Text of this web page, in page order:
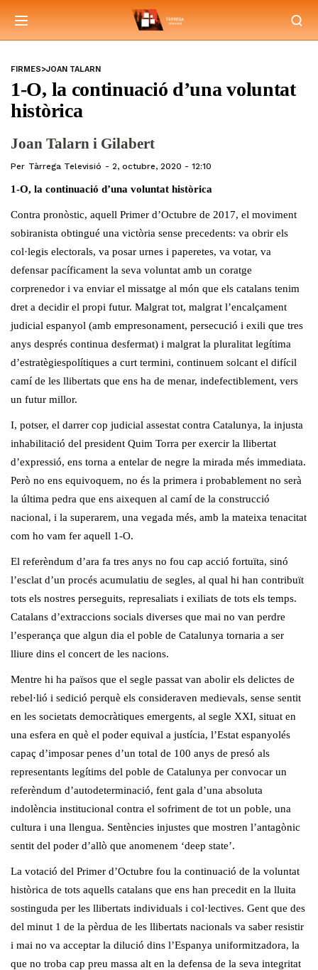
FIRMES>JOAN TALARN
1-O, la continuació d’una voluntat
històrica
Joan Talarn i Gilabert
Per Tàrrega Televisió 2, octubre, 2020 - 12:10
1-O, la continuació d’una voluntat històrica
Contra pronòstic, aquell Primer d’Octubre de 2017, el moviment
sobiranista obtingué una victòria sense precedents: va obrir els
col·legis electorals, va posar urnes i paperetes, va votar, va
defensar pacíficament la seva voluntat amb un coratge
corprenedor i va enviar el missatge al món que els catalans tenim
dret a decidir el propi futur. Malgrat tot, malgrat l’encalçament
judicial espanyol (amb empresonament, persecució i exili que tres
anys després continua desfermat) i malgrat la pluralitat legítima
d’estratègiespolítiques a curt termini, continuem solcant el difícil
camí de les llibertats que ens ha de menar, indefectiblement, vers
un futur millor.
I, potser, el darrer cop judicial assestat contra Catalunya, la injusta
inhabilitació del president Quim Torra per exercir la llibertat
d’expressió, ens torna a entelar de negre la mirada més immediata.
Però no ens equivoquem, no és la primera i probablement no serà
la última pedra que ens aixequen al camí de la construcció
nacional, i la superarem, una vegada més, amb la mateixa tenacitat
com ho vam fer aquell 1-O.
El referèndum d’ara fa tres anys no fou cap acció fortuïta, sinó
l’esclat d’un procés acumulatiu de segles, al qual hi han contribuït
tots els nostres perseguits, represaliats i exiliats de tots els temps.
Catalans d’extraccions socials diverses que mai no van perdre
l’esperança que algun dia el poble de Catalunya tornaria a ser
lliure dins el concert de les nacions.
Mentre hi ha països que el segle passat van abolir els delictes de
rebel·lió i sedició perquè els consideraven medievals, sense sentit
en les societats democràtiques emergents, al segle XXI, situat en
una esfera en què el poder equival a justícia, l’Estat espanyolés
capaç d’imposar penes d’un total de 100 anys de presó als
representants legítims del poble de Catalunya per convocar un
referèndum d’autodeterminació, fent gala d’una absoluta
indolència institucional contra el sofriment de tot un poble, una
cultura i una llengua. Sentències injustes que mostren l’antagònic
sentit del poder d’allò que anomenem ‘deep state’.
La votació del Primer d’Octubre fou la continuació de la voluntat
històrica de tots aquells catalans que ens han precedit en la lluita
sostinguda per les llibertats individuals i col·lectives. Gent que des
del minut 1 de la pèrdua de les llibertats nacionals va saber resistir
i mai no va acceptar la dilució dins l’Espanya uniformitzadora, la
que no troba cap preu massa alt en la defensa de la seva integritat